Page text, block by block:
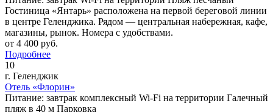
Гостиница «Янтарь» расположена на первой береговой линии
в центре Геленджика. Рядом — центральная набережная, кафе,
магазины, рынок. Номера с удобствами.
от 4 400 руб.
Подробнее
10
г. Геленджик
Отель «Флорин»
Питание: завтрак комплексный Wi-Fi на территории Галечный
пляж в 40 м Парковка